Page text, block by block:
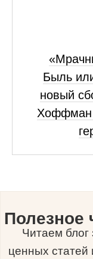
Быль
новый
Полезное
Читаем
ценных статей